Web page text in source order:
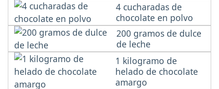
4 cucharadas de
chocolate en polvo
200 gramos de dulce
de leche
1 kilogramo de
helado de chocolate
amargo